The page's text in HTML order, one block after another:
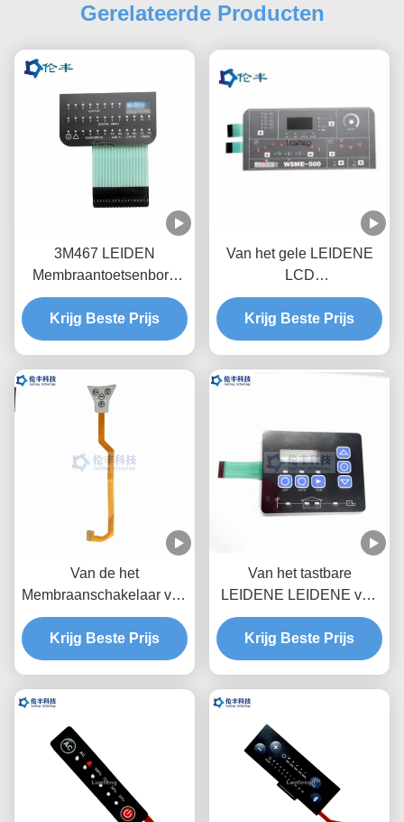
Gerelateerde Producten
3M467 LEIDEN
Membraantoetsenbord
niet Tastbaar Matte
Medical Equipment
Krijg Beste Prijs
Van het gele LEIDENE
LCD
Membraantoetsenbord
het Metaal overkoepelt
het Toetsenbord van de
Krijg Beste Prijs
Van de het
Membraanschakelaar van
kringsfpc Groene LEIDEN
UVdeklaag Waterdicht
Toetsenbord
Krijg Beste Prijs
Van het tastbare
LEIDENE LEIDENE van
pvc van PC
Membraantoetsenbord
3M468 maken Flexibele
Krijg Beste Prijs